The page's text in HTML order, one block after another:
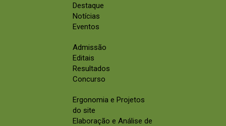
Destaque
Notícias
Eventos
Admissão
Editais
Resultados
Concurso
Ergonomia e Projetos
do site
Elaboração e Análise de